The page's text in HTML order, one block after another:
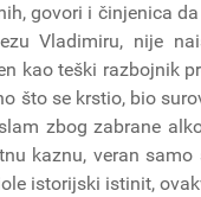
govori i činjenica
Vladimiru, nije
kao teški razbojnik
što se krstio, bio
zbog zabrane
kaznu, veran
istorijski istinit,